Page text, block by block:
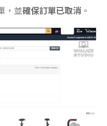
，並確保訂單已取消 。